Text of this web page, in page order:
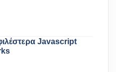
Javascript